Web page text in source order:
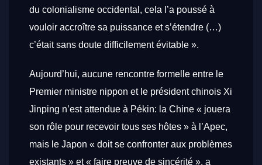
du colonialisme occidental, cela l’a poussé à
vouloir accroître sa puissance et s’étendre (…)
c’était sans doute difficilement évitable ».
Aujourd’hui, aucune rencontre formelle entre le
Premier ministre nippon et le président chinois Xi
Jinping n’est attendue à Pékin: la Chine « jouera
son rôle pour recevoir tous ses hôtes » à l’Apec,
mais le Japon « doit se confronter aux problèmes
existants » et « faire preuve de sincérité », a